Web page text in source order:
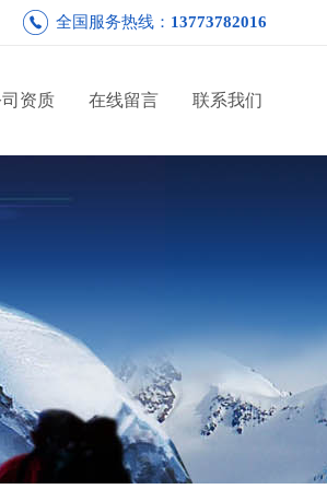
全国服务热线： 13773782016
资质 在线留言 联系我们